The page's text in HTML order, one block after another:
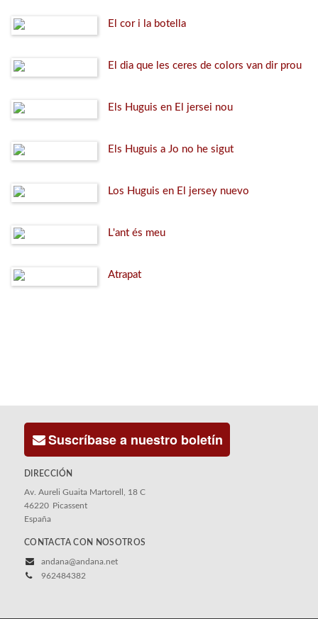
El cor i la botella
El dia que les ceres de colors van dir prou
Els Huguis en El jersei nou
Els Huguis a Jo no he sigut
Los Huguis en El jersey nuevo
L'ant és meu
Atrapat
Suscríbase a nuestro boletín
DIRECCIÓN
Av. Aureli Guaita Martorell, 18 C
46220 Picassent
España
CONTACTA CON NOSOTROS
andana@andana.net
962484382